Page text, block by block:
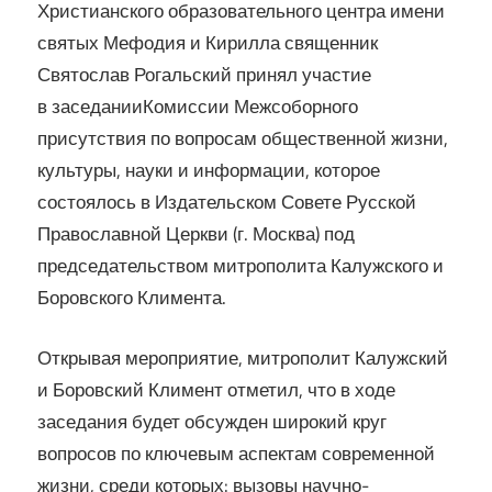
Христианского образовательного центра имени
святых Мефодия и Кирилла священник
Святослав Рогальский принял участие
в заседанииКомиссии Межсоборного
присутствия по вопросам общественной жизни,
культуры, науки и информации, которое
состоялось в Издательском Совете Русской
Православной Церкви (г. Москва) под
председательством митрополита Калужского и
Боровского Климента.
Открывая мероприятие, митрополит Калужский
и Боровский Климент отметил, что в ходе
заседания будет обсужден широкий круг
вопросов по ключевым аспектам современной
жизни, среди которых: вызовы научно-